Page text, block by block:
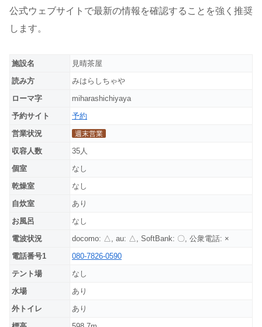
公式ウェブサイトで最新の情報を確認することを強く推奨
します。
施設名
見晴茶屋
読み方
みはらしちゃや
ローマ字
miharashichiyaya
予約サイト
予約
営業状況
週末営業
収容人数
35人
個室
なし
乾燥室
なし
自炊室
あり
お風呂
なし
電波状況
docomo: △, au: △, SoftBank: 〇, 公衆電話: ×
電話番号1
080-7826-0590
テント場
なし
水場
あり
外トイレ
あり